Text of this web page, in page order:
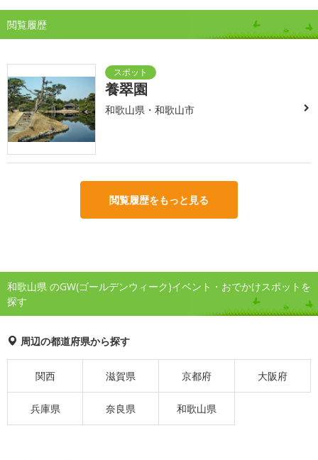
閲覧履歴
養翠園
和歌山県・和歌山市
閲覧履歴をもっと見る
和歌山県 のGW(ゴールデンウィーク)イベント・おでかけスポットを
探す
周辺の都道府県から探す
関西 滋賀県 京都府 大阪府
兵庫県 奈良県 和歌山県